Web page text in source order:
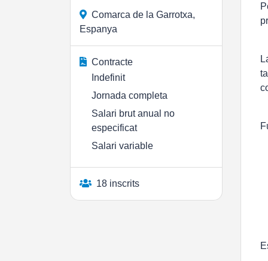
Comarca de la Garrotxa,
Espanya
Contracte
Indefinit
Jornada completa
Salari brut anual no
especificat
Salari variable
18 inscrits